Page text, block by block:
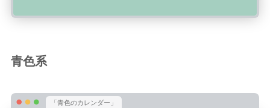
青色系
「青色のカレンダー」